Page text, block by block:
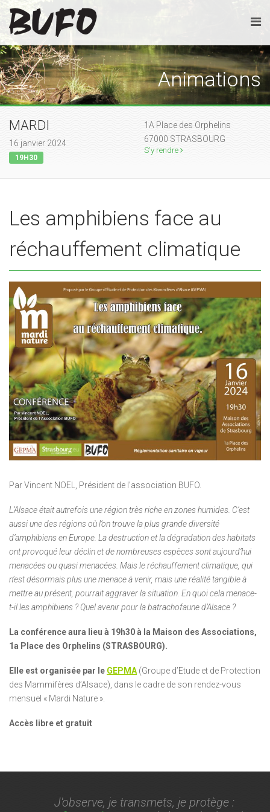
Animations
MARDI
16 janvier 2024
19H30
1A Place des Orphelins
67000 STRASBOURG
S'y rendre
Les amphibiens face au
réchauffement climatique
Par Vincent NOEL, Président de l’association BUFO.
L’Alsace était autrefois une région très riche en zones humides. C’est
aussi une des régions où l’on trouve la plus grande diversité
d’amphibiens en Europe. La destruction et la dégradation des habitats
ont provoqué leur déclin et de nombreuses espèces sont aujourd’hui
menacées ou quasi menacées. Mais le réchauffement climatique, qui
n’est désormais plus une menace à venir, mais une réalité tangible à
mettre au présent, pourrait aggraver la situation. En quoi cela menace-
t-il les amphibiens ? Quel avenir pour la batrachofaune d’Alsace ?
La conférence aura lieu à 19h30 à la Maison des Associations,
1a Place des Orphelins (STRASBOURG).
Elle est organisée par le GEPMA (Groupe d’Etude et de Protection
des Mammifères d’Alsace), dans le cadre de son rendez-vous
mensuel « Mardi Nature ».
Accès libre et gratuit
J'observe, je transmets, je protège :